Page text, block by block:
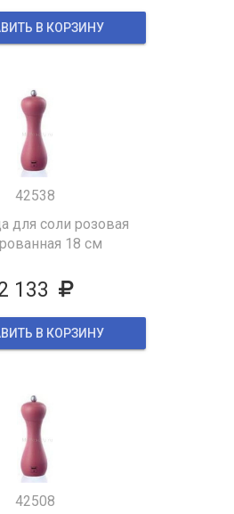
В КОРЗИНУ
42538
для соли розовая
18 см
133
В КОРЗИНУ
42508